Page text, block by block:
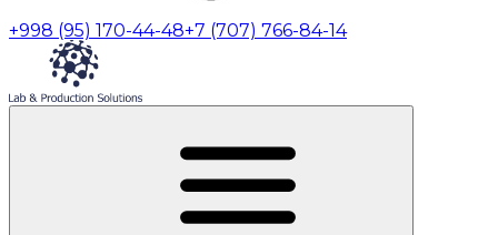
+998 (95) 170-44-48+7 (707) 766-84-14